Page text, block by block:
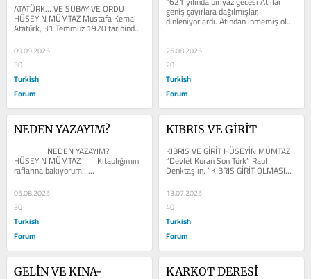
ATATÜRK… VE SUBAY VE ORDU
HÜSEYİN MÜMTAZ Mustafa Kemal
Atatürk, 31 Temmuz 1920 tarihinde,
Afyonkarahisar Kolordu Dairesi’nde
subaylara...
09.09.2025
30
Turkish
Forum
geniş çayırlara dağılmışlar,
dinleniyorlardı. Atından inmemiş olan
Yüzbaşı Işbara Alp buyruklar...
25.08.2025
20
Turkish
Forum
NEDEN YAZAYIM?
NEDEN YAZAYIM?
HÜSEYİN MÜMTAZ        Kitaplığımın
raflarına bakıyorum…...
05.08.2025
30
Turkish
Forum
KIBRIS VE GİRİT
KIBRIS VE GİRİT HÜSEYİN MÜMTAZ
“Devlet Kuran Son Türk” Rauf
Denktaş’ın, “KIBRIS GİRİT OLMASIN”
kitabını görüp okuyunca...
13.07.2025
40
Turkish
Forum
GELİN VE KINA-
KARKOT DERESİ